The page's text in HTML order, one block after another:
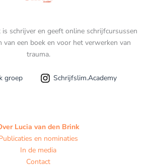
is schrijver en geeft online schrijfcursussen
van een boek en voor het verwerken van
trauma.
groep Schrijfslim.Academy
Lucia van den Brink
en nominaties
In de media
Contact